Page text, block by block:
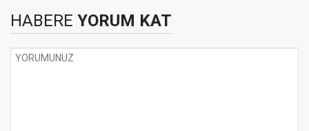
HABERE YORUM KAT